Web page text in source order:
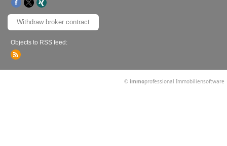
Withdraw broker contract
Objects to RSS feed:
© immoprofessional Immobiliensoftware